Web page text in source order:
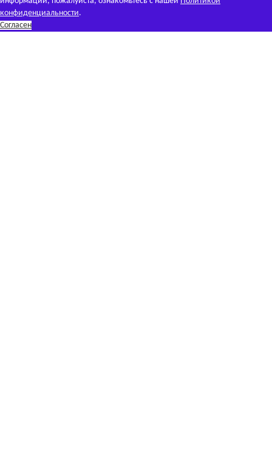
конфиденциальности.
Согласен